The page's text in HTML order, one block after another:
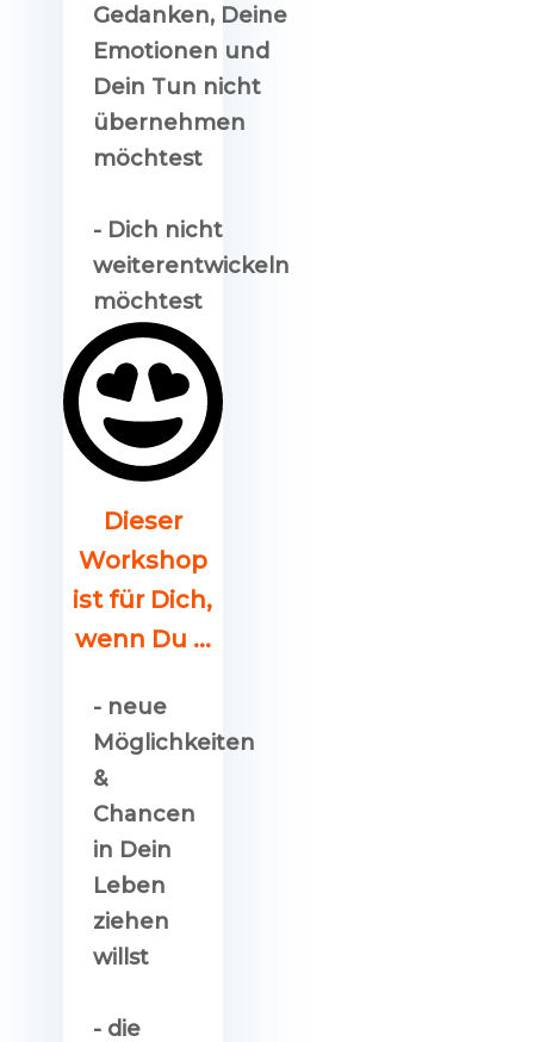
Gedanken, Deine
Emotionen und
Dein Tun nicht
übernehmen
möchtest
- Dich nicht
weiterentwickeln
möchtest
Dieser
Workshop
ist für Dich,
wenn Du ...
- neue
Möglichkeiten
&
Chancen
in Dein
Leben
ziehen
willst
- die